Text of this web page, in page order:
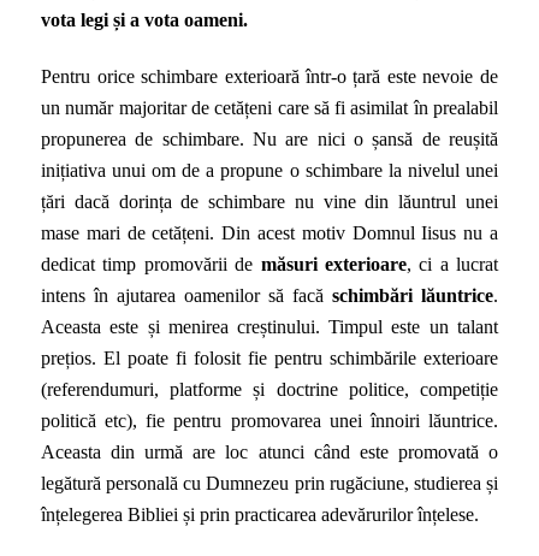
vota legi și a vota oameni.
Pentru orice schimbare exterioară într-o țară este nevoie de
un număr majoritar de cetățeni care să fi asimilat în prealabil
propunerea de schimbare. Nu are nici o șansă de reușită
inițiativa unui om de a propune o schimbare la nivelul unei
țări dacă dorința de schimbare nu vine din lăuntrul unei
mase mari de cetățeni. Din acest motiv Domnul Iisus nu a
dedicat timp promovării de măsuri exterioare, ci a lucrat
intens în ajutarea oamenilor să facă schimbări lăuntrice.
Aceasta este și menirea creștinului. Timpul este un talant
prețios. El poate fi folosit fie pentru schimbările exterioare
(referendumuri, platforme și doctrine politice, competiție
politică etc), fie pentru promovarea unei înnoiri lăuntrice.
Aceasta din urmă are loc atunci când este promovată o
legătură personală cu Dumnezeu prin rugăciune, studierea și
înțelegerea Bibliei și prin practicarea adevărurilor înțelese.